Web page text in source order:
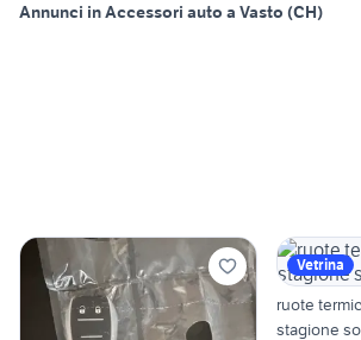
Annunci in Accessori auto a Vasto (CH)
Vetrina
ruote
stagione